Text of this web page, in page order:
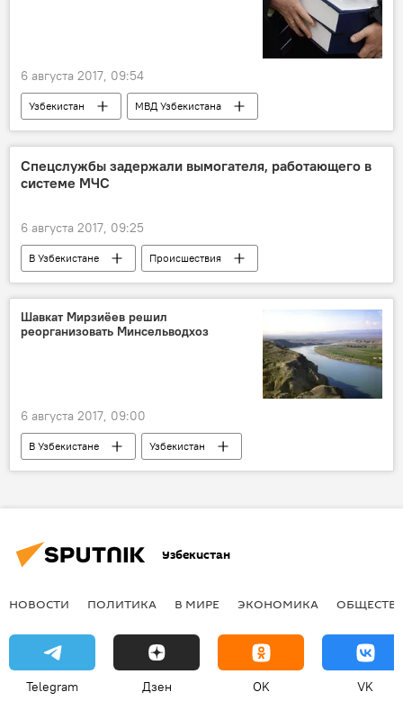
6 августа 2017, 09:54
Узбекистан
МВД Узбекистана
Политика
Спецслужбы задержали вымогателя, работающего в
системе МЧС
6 августа 2017, 09:25
В Узбекистане
Происшествия
Узбекистан
Шавкат Мирзиёев решил
реорганизовать Минсельводхоз
6 августа 2017, 09:00
В Узбекистане
Узбекистан
Шавкат Мирзиёев
Политика
Узбекистан
НОВОСТИ ПОЛИТИКА В МИРЕ ЭКОНОМИКА
Telegram Дзен OK VK